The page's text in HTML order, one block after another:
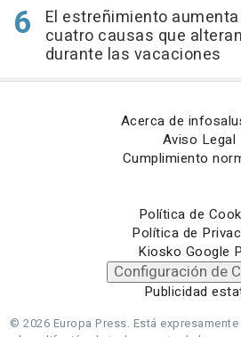
El estreñimiento
cuatro causas que
durante las vacaciones
Acerca de
Aviso Legal
Cumplimiento
Política de
Política de
Kiosko Google
Configuración de
Publicidad
© 2026 Europa Press. Está